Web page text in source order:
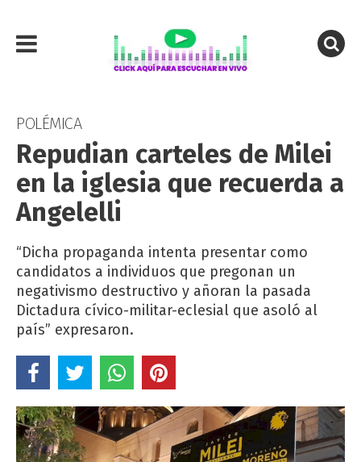
POLÉMICA
Repudian carteles de Milei
en la iglesia que recuerda a
Angelelli
“Dicha propaganda intenta presentar como
candidatos a individuos que pregonan un
negativismo destructivo y añoran la pasada
Dictadura cívico-militar-eclesial que asoló al
país” expresaron.